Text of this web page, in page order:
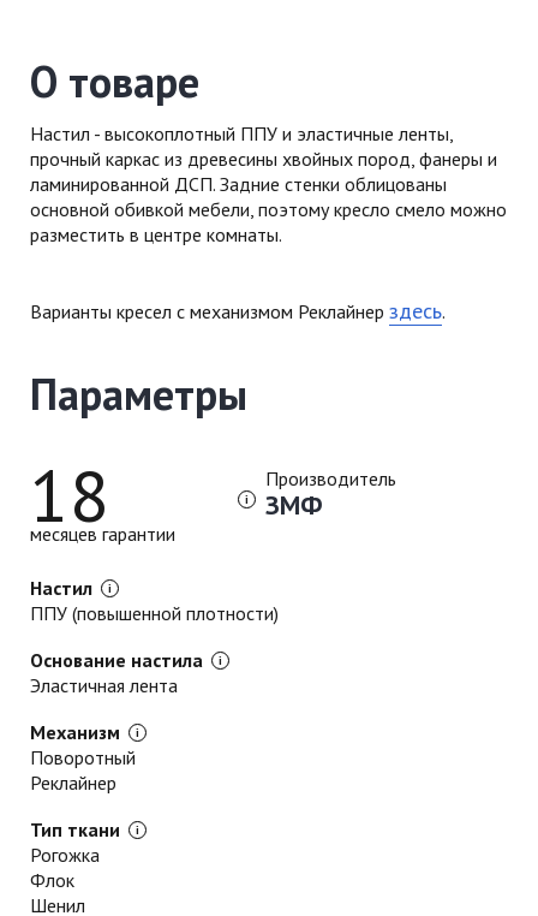
О товаре
Настил - высокоплотный ППУ и эластичные ленты,
прочный каркас из древесины хвойных пород, фанеры и
ламинированной ДСП. Задние стенки облицованы
основной обивкой мебели, поэтому кресло смело можно
разместить в центре комнаты.
Варианты кресел с механизмом Реклайнерздесь.
Параметры
Настил
ППУ (повышенной плотности)
Основание настила
Эластичная лента
Механизм
Поворотный
Реклайнер
Тип ткани
Рогожка
Флок
Шенил
Производитель
ЗМФ
18
месяцев гарантии